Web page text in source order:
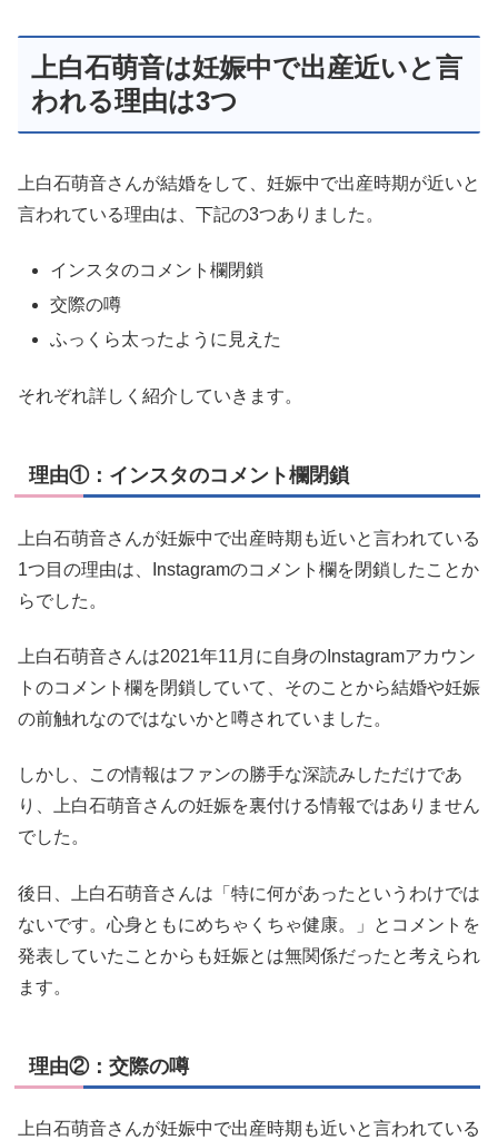
上白石萌音は妊娠中で出産近いと言
われる理由は3つ
上白石萌音さんが結婚をして、妊娠中で出産時期が近いと
言われている理由は、下記の3つありました。
インスタのコメント欄閉鎖
交際の噂
ふっくら太ったように見えた
それぞれ詳しく紹介していきます。
理由①：インスタのコメント欄閉鎖
上白石萌音さんが妊娠中で出産時期も近いと言われている
1つ目の理由は、Instagramのコメント欄を閉鎖したことか
らでした。
上白石萌音さんは2021年11月に自身のInstagramアカウン
トのコメント欄を閉鎖していて、そのことから結婚や妊娠
の前触れなのではないかと噂されていました。
しかし、この情報はファンの勝手な深読みしただけであ
り、上白石萌音さんの妊娠を裏付ける情報ではありません
でした。
後日、上白石萌音さんは「特に何があったというわけでは
ないです。心身ともにめちゃくちゃ健康。」とコメントを
発表していたことからも妊娠とは無関係だったと考えられ
ます。
理由②：交際の噂
上白石萌音さんが妊娠中で出産時期も近いと言われている